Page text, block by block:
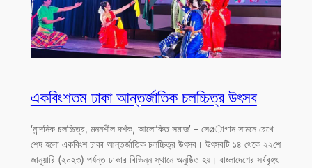
একবিংশতম ঢাকা আন্তর্জাতিক চলচ্চিত্র উৎসব
‘নান্দনিক চলচ্চিত্র, মননশীল দর্শক, আলোকিত সমাজ’ – সেøাগান সামনে রেখে
শেষ হলো একবিংশ ঢাকা আন্তর্জাতিক চলচ্চিত্র উৎসব। উৎসবটি ১৪ থেকে ২২শে
জানুয়ারি (২০২৩) পর্যন্ত ঢাকার বিভিন্ন স্থানে অনুষ্ঠিত হয়। বাংলাদেশের সর্ববৃহৎ